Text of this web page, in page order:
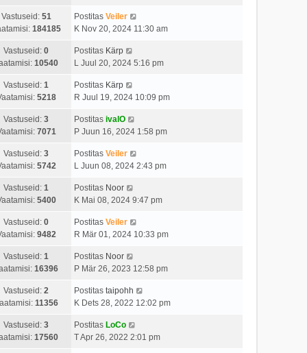
Vastuseid: 51
184185
Postitas Veiler
K Nov 20, 2024 11:30 am
Vastuseid: 0
10540
Postitas Kärp
L Juul 20, 2024 5:16 pm
Vastuseid: 1
5218
Postitas Kärp
R Juul 19, 2024 10:09 pm
Vastuseid: 3
7071
Postitas ivalO
P Juun 16, 2024 1:58 pm
Vastuseid: 3
5742
Postitas Veiler
L Juun 08, 2024 2:43 pm
Vastuseid: 1
5400
Postitas Noor
K Mai 08, 2024 9:47 pm
Vastuseid: 0
9482
Postitas Veiler
R Mär 01, 2024 10:33 pm
Vastuseid: 1
16396
Postitas Noor
P Mär 26, 2023 12:58 pm
Vastuseid: 2
11356
Postitas taipohh
K Dets 28, 2022 12:02 pm
Vastuseid: 3
17560
Postitas LoCo
T Apr 26, 2022 2:01 pm